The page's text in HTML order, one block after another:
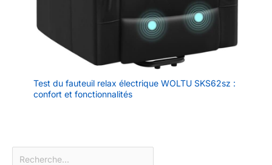
Test du fauteuil relax électrique WOLTU SKS62sz :
confort et fonctionnalités